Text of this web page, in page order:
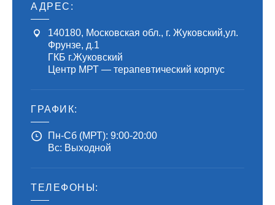
АДРЕС:
140180, Московская обл., г. Жуковский,ул.
Фрунзе, д.1
ГКБ г.Жуковский
Центр МРТ — терапевтический корпус
ГРАФИК:
Пн-Сб (МРТ): 9:00-20:00
Вс: Выходной
ТЕЛЕФОНЫ: